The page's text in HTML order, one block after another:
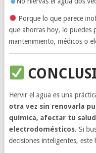
Porque lo que parece
que ahorras hoy, lo puedes
mantenimiento, médicos o
Hervir el agua es una
otra vez sin renovarla
química, afectar tu
electrodomésticos. Si
decisiones inteligentes,